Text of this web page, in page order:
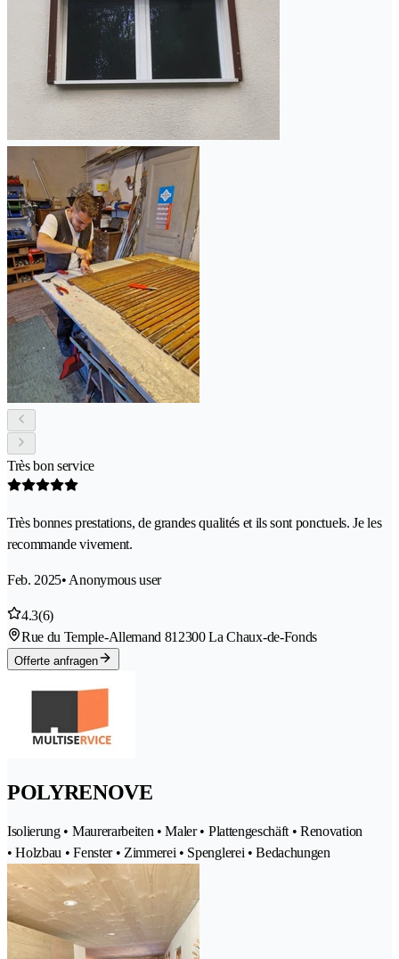
Très bon service
Très bonnes prestations, de grandes qualités et ils sont ponctuels. Je les
recommande vivement.
Feb. 2025• Anonymous user
4.3(6)
Rue du Temple-Allemand 81 2300 La Chaux-de-Fonds
Offerte anfragen
POLYRENOVE
Isolierung • Maurerarbeiten • Maler • Plattengeschäft • Renovation
• Holzbau • Fenster • Zimmerei • Spenglerei • Bedachungen